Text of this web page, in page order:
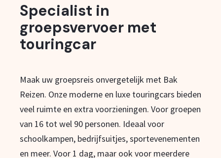
Specialist in
groepsvervoer met
touringcar
Maak uw groepsreis onvergetelijk met Bak
Reizen. Onze moderne en luxe touringcars bieden
veel ruimte en extra voorzieningen. Voor groepen
van 16 tot wel 90 personen. Ideaal voor
schoolkampen, bedrijfsuitjes, sportevenementen
en meer. Voor 1 dag, maar ook voor meerdere